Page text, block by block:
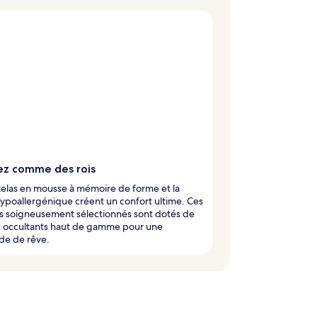
comme des rois
en mousse à mémoire de forme et la
créent un confort ultime. Ces
soigneusement sélectionnés sont dotés de
occultants haut de gamme pour une
de rêve.